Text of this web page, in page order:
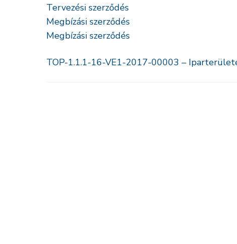
Tervezési szerződés
Megbízási szerződés
Megbízási szerződés
TOP-1.1.1-16-VE1-2017-00003 –